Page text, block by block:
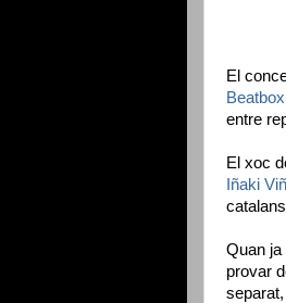
El
Beatbox
entre
El xoc
Iñaki
Quan
provar